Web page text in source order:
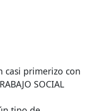
casi primerizo con
SOCIAL